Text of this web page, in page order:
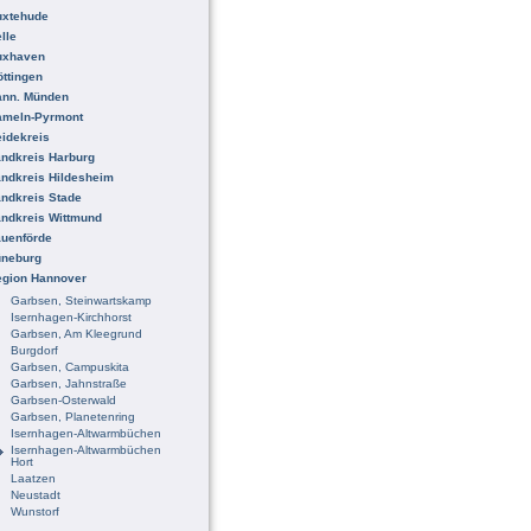
Münden
Pyrmont
Harburg
Hildesheim
Stade
Wittmund
Hannover
Garbsen, Steinwartskamp
Isernhagen-Kirchhorst
Garbsen, Am Kleegrund
Burgdorf
Garbsen, Campuskita
Garbsen, Jahnstraße
Garbsen-Osterwald
Garbsen, Planetenring
Isernhagen-Altwarmbüchen
Isernhagen-Altwarmbüchen
Hort
Laatzen
Neustadt
Wunstorf